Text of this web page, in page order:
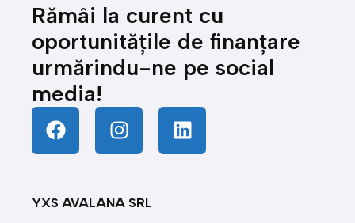
Rămâi la curent cu
oportunitățile de finanțare
urmărindu-ne pe social
media!
YXS AVALANA SRL